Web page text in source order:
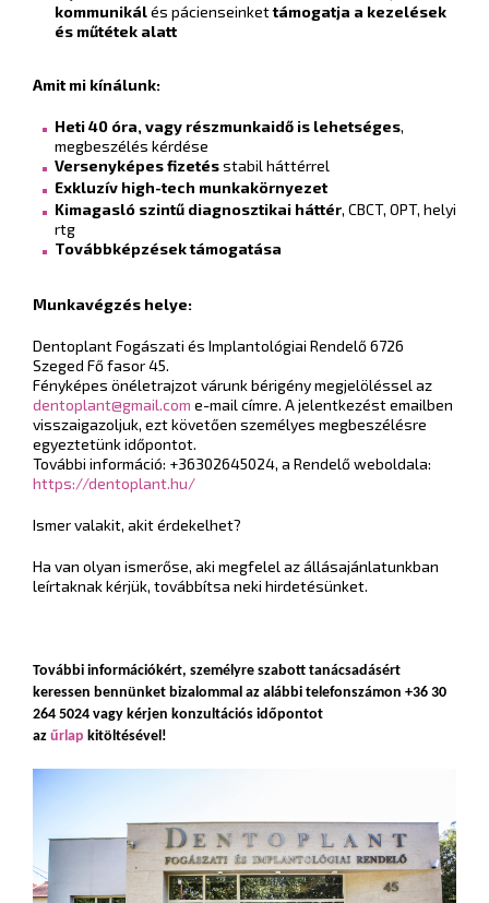
kommunikálés pácienseinkettámogatja a kezelések
és műtétek alatt
Amit mi kínálunk:
Heti 40 óra, vagy részmunkaidő is lehetséges,
megbeszélés kérdése
Versenyképes fizetésstabil háttérrel
Exkluzív high-tech munkakörnyezet
Kimagasló szintű diagnosztikai háttér, CBCT, OPT, helyi
rtg
Továbbképzések támogatása
Munkavégzés helye:
Dentoplant Fogászati és Implantológiai Rendelő 6726
Szeged Fő fasor 45.
Fényképes önéletrajzot várunk bérigény megjelöléssel az
dentoplant@gmail.com e-mail címre. A jelentkezést emailben
visszaigazoljuk, ezt követően személyes megbeszélésre
egyeztetünk időpontot.
További információ: +36302645024, a Rendelő weboldala:
https://dentoplant.hu/
Ismer valakit, akit érdekelhet?
Ha van olyan ismerőse, aki megfelel az állásajánlatunkban
leírtaknak kérjük, továbbítsa neki hirdetésünket.
További információkért, személyre szabott tanácsadásért
keressen bennünket bizalommal az alábbi telefonszámon +36 30
264 5024 vagy kérjen konzultációs időpontot
az űrlap kitöltésével!